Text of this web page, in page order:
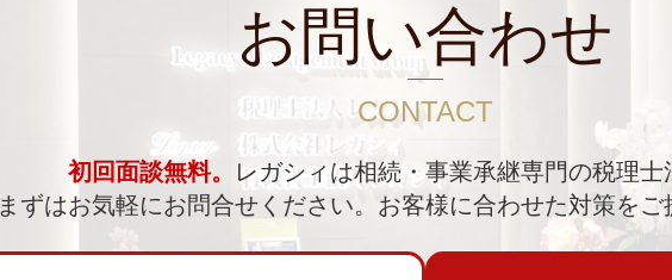
お問い合わせ
CONTACT
初回面談無料。
レガシィは相続・事業承継専門の税理士
まずはお気軽にお問合せください。 お客様に合わせた対策を